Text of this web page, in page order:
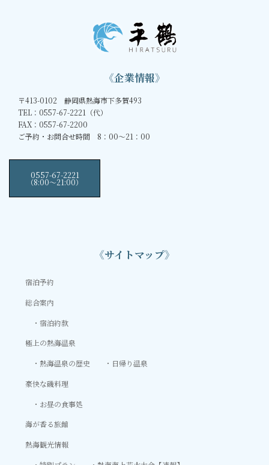
《企業情報》
〒413-0102 静岡県熱海市下多賀493
TEL：0557-67-2221（代）
FAX：0557-67-2200
ご予約・お問合せ時間 8：00～21：00
0557-67-2221
（8:00〜21:00）
《サイトマップ》
宿泊予約
総合案内
宿泊約款
極上の熱海温泉
熱海温泉の歴史
日帰り温泉
豪快な磯料理
お昼の食事処
海が香る旅館
熱海観光情報